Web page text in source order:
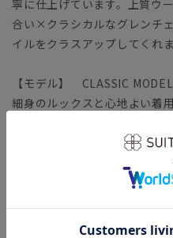
寧に仕上げています。上質ウ
合い×クラシカルなグレンチ
イルをクラスアップしてくれま
【モデル】 CLASSIC
細身のルックスと心地よい着
に。背幅を広く取る“前肩”パ
ど、高度な技術で逞しいフォ
リに余裕を持たせたテーパー